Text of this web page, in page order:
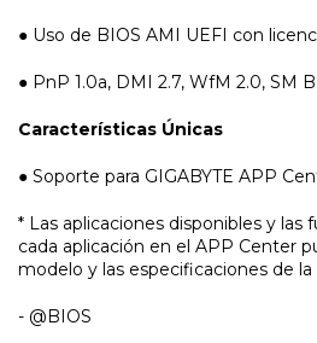
● Uso de BIOS AMI UEFI con
● PnP 1.0a, DMI 2.7, WfM 2.0, SM
Características Únicas
● Soporte para GIGABYTE APP
* Las aplicaciones disponibles y las
cada aplicación en el APP Center
modelo y las especificaciones de la
- @BIOS